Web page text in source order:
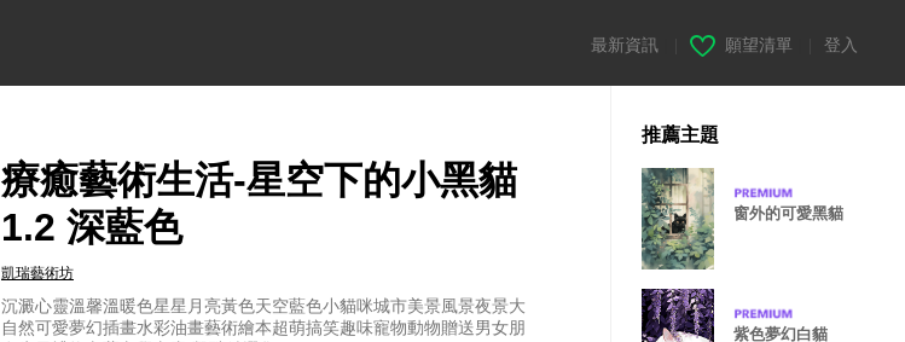
最新資訊 願望清單 登入
療癒藝術生活-星空下的小黑貓
1.2 深藍色
凱瑞藝術坊
沉澱心靈溫馨溫暖色星星月亮黃色天空藍色小貓咪城市美景風景夜景大
自然可愛夢幻插畫水彩油畫藝術繪本超萌搞笑趣味寵物動物贈送男女朋
推薦主題
窗外的可愛黑貓
紫色夢幻白貓